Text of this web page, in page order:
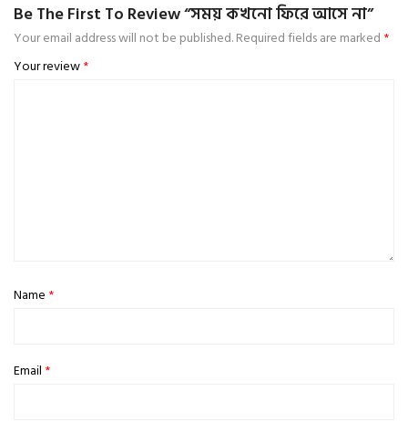
Be The First To Review “সময় কখনো ফিরে আসে না”
Your email address will not be published.Required fields are marked *
Your review*
Name *
Email *